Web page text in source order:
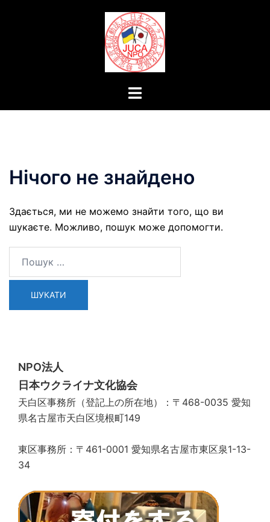
Перемикач
Нічого не знайдено
Здається, ми не можемо знайти того, що ви
шукаєте. Можливо, пошук може допомогти.
NPO法人
日本ウクライナ文化協会
天白区事務所（登記上の所在地）：〒468-0035 愛知
県名古屋市天白区境根町149
東区事務所：〒461-0001 愛知県名古屋市東区泉1-13-
34